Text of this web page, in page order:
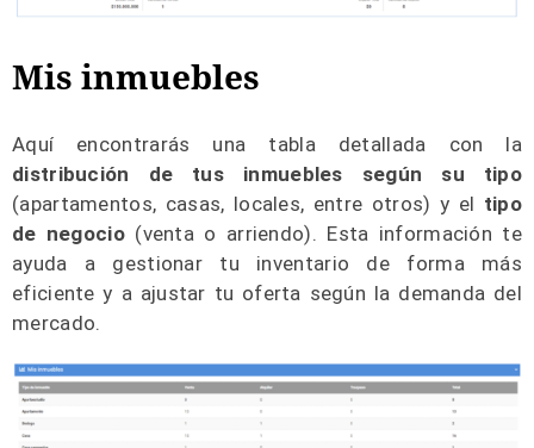
Mis inmuebles
Aquí encontrarás una tabla detallada con la
distribución de tus inmuebles según su tipo
(apartamentos, casas, locales, entre otros) y el tipo
de negocio (venta o arriendo). Esta información te
ayuda a gestionar tu inventario de forma más
eficiente y a ajustar tu oferta según la demanda del
mercado.